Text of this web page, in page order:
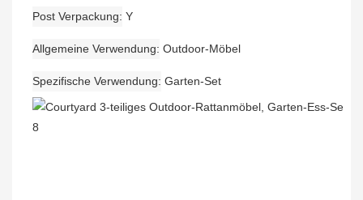
Post Verpackung Y
Allgemeine Verwendung Outdoor-Möbel
Spezifische Verwendung Garten-Set